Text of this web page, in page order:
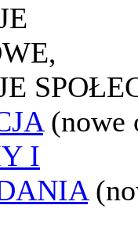
(nowe
I